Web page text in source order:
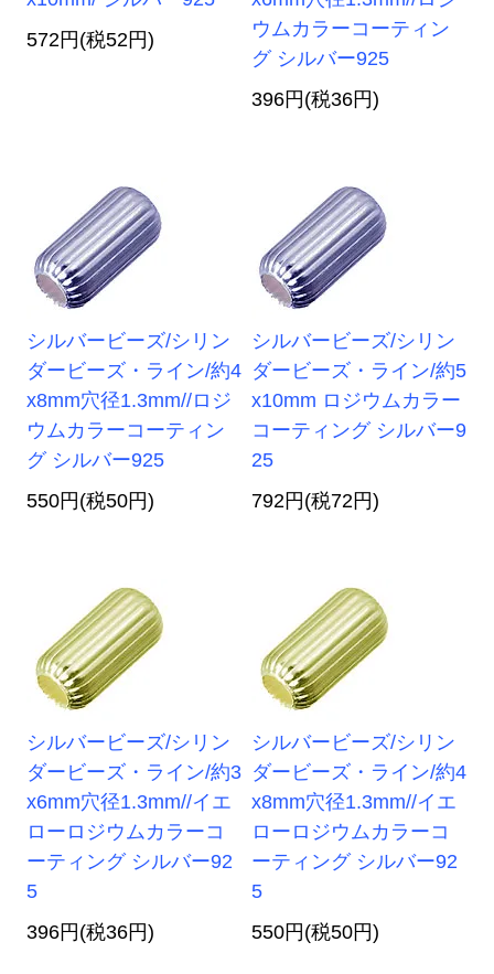
572円(税52円)
ウムカラーコーティン
グ シルバー925
396円(税36円)
シルバービーズ/シリン
ダービーズ・ライン/約4
x8mm穴径1.3mm//ロジ
ウムカラーコーティン
グ シルバー925
550円(税50円)
シルバービーズ/シリン
ダービーズ・ライン/約5
x10mm ロジウムカラー
コーティング シルバー9
25
792円(税72円)
シルバービーズ/シリン
ダービーズ・ライン/約3
x6mm穴径1.3mm//イエ
ローロジウムカラーコ
ーティング シルバー92
5
396円(税36円)
シルバービーズ/シリン
ダービーズ・ライン/約4
x8mm穴径1.3mm//イエ
ローロジウムカラーコ
ーティング シルバー92
5
550円(税50円)